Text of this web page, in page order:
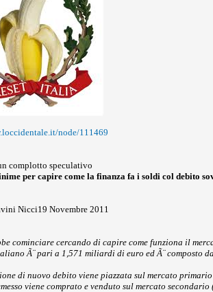
node/111469
complotto speculativo
per capire come la finanza fa i soldi col debito
Nicci19 Novembre 2011
cominciare cercando di capire come funziona il
Ã¨ pari a 1,571 miliardi di euro ed Ã¨ composto
di nuovo debito viene piazzata sul mercato
viene comprato e venduto sul mercato